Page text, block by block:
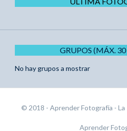
GRUPOS (MÁX. 30
No hay grupos a mostrar
© 2018 - Aprender Fotografía - La
Aprender